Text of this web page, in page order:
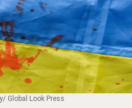
Global Look Press